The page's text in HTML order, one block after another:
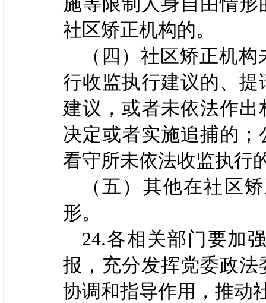
社区矫正机构的。
（四）社区矫正机
行收监执行建议的、
建议，或者未依法作
决定或者实施追捕的
看守所未依法收监执行
（五）其他在社区
形。
24.各相关部门要加
报，充分发挥党委政
协调和指导作用，推动